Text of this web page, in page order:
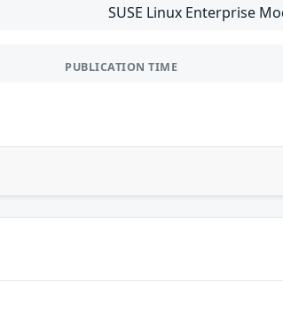
SUSE Linux Enterprise
PUBLICATION TIME